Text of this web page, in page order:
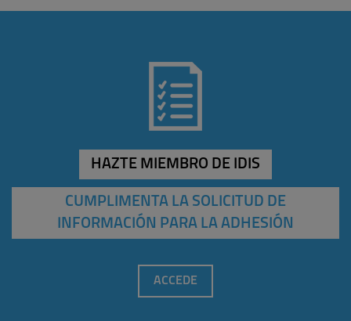
HAZTE MIEMBRO DE IDIS
CUMPLIMENTA LA SOLICITUD DE
INFORMACIÓN PARA LA ADHESIÓN
ACCEDE